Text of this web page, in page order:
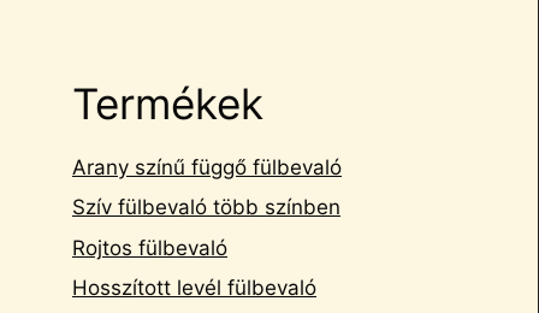
Termékek
Arany színű függő fülbevaló
Szív fülbevaló több színben
Rojtos fülbevaló
Hosszított levél fülbevaló